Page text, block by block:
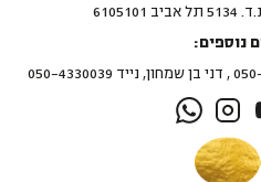
נוספים: